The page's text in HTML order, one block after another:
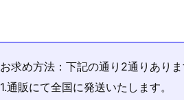
お求め方法：下記の通り2通りありま
1.通販にて全国に発送いたします。